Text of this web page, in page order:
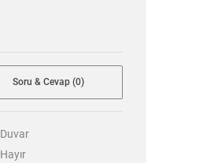
Soru & Cevap (0)
Duvar
Hayır